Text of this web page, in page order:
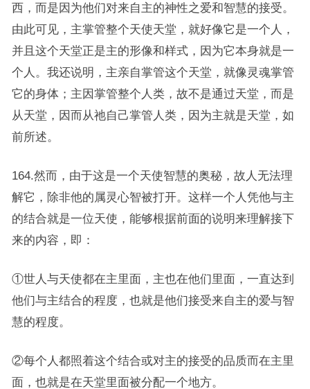
西，而是因为他们对来自主的神性之爱和智慧的接受。
由此可见，主掌管整个天使天堂，就好像它是一个人，
并且这个天堂正是主的形像和样式，因为它本身就是一
个人。我还说明，主亲自掌管这个天堂，就像灵魂掌管
它的身体；主因掌管整个人类，故不是通过天堂，而是
从天堂，因而从祂自己掌管人类，因为主就是天堂，如
前所述。
164.然而，由于这是一个天使智慧的奥秘，故人无法理
解它，除非他的属灵心智被打开。这样一个人凭他与主
的结合就是一位天使，能够根据前面的说明来理解接下
来的内容，即：
①世人与天使都在主里面，主也在他们里面，一直达到
他们与主结合的程度，也就是他们接受来自主的爱与智
慧的程度。
②每个人都照着这个结合或对主的接受的品质而在主里
面，也就是在天堂里面被分配一个地方。